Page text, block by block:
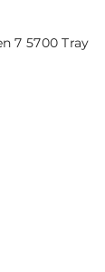
7 5700 Tray